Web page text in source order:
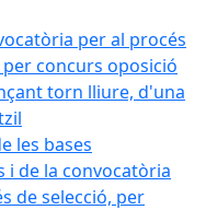
per al procés
per concurs oposició
torn lliure, d'una
les bases
i de la convocatòria
de selecció, per